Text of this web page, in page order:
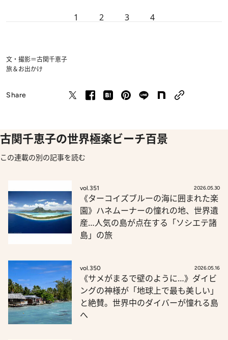
1 2 3 4
文・撮影＝古関千恵子
旅＆お出かけ
Share
古関千恵子の世界極楽ビーチ百景
この連載の別の記事を読む
vol.351 2026.05.30
《ターコイズブルーの海に囲まれた楽
園》ハネムーナーの憧れの地、世界遺
産…人気の島が点在する「ソシエテ諸
島」の旅
vol.350 2026.05.16
《サメがまるで壁のように…》ダイビ
ングの神様が「地球上で最も美しい」
と絶賛。世界中のダイバーが憧れる島
へ